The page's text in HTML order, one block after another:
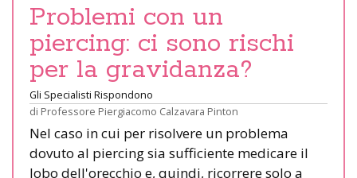
Problemi con un
piercing: ci sono rischi
per la gravidanza?
Gli Specialisti Rispondono
di Professore Piergiacomo Calzavara Pinton
Nel caso in cui per risolvere un problema
dovuto al piercing sia sufficiente medicare il
lobo dell'orecchio e, quindi, ricorrere solo a